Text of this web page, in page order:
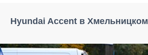
Hyundai Accent в Хмельницком